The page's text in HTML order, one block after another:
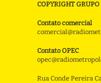
COPYRIGHT
Contato comercial
Contato OPEC
Rua Conde Pereira